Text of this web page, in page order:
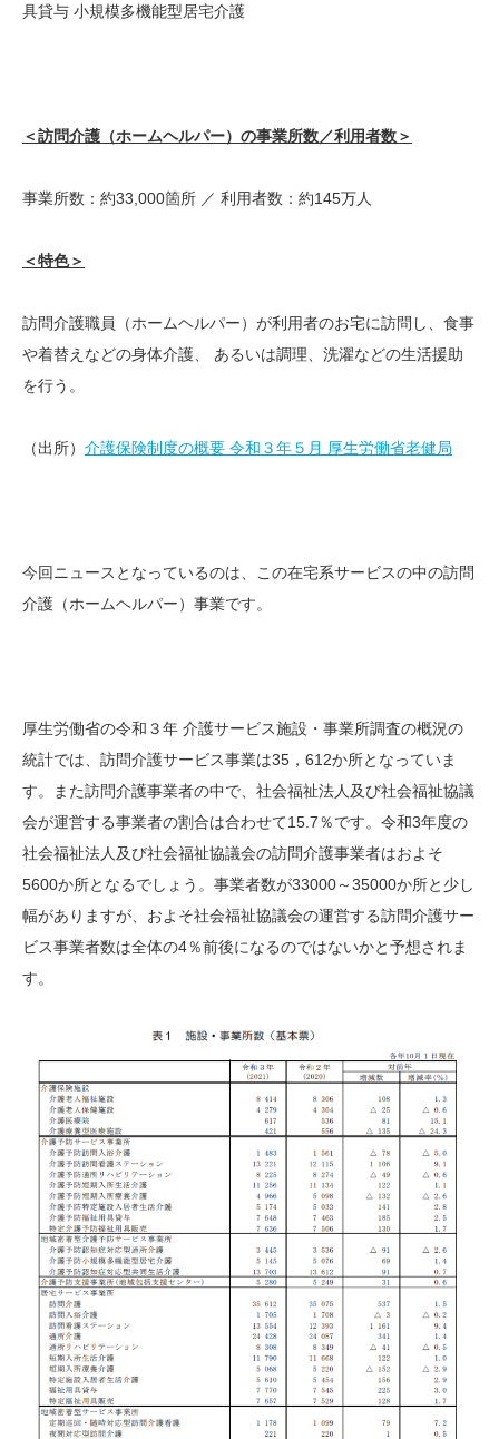
具貸与 小規模多機能型居宅介護
＜訪問介護（ホームヘルパー）の事業所数／利用者数＞
事業所数：約33,000箇所 ／ 利用者数：約145万人
＜特色＞
訪問介護職員（ホームヘルパー）が利用者のお宅に訪問し、食事
や着替えなどの身体介護、 あるいは調理、洗濯などの生活援助
を行う。
（出所） 介護保険制度の概要 令和３年５月 厚生労働省老健局
今回ニュースとなっているのは、この在宅系サービスの中の訪問
介護（ホームヘルパー）事業です。
厚生労働省の令和３年 介護サービス施設・事業所調査の概況の
統計では、訪問介護サービス事業は35，612か所となっていま
す。また訪問介護事業者の中で、社会福祉法人及び社会福祉協議
会が運営する事業者の割合は合わせて15.7％です。令和3年度の
社会福祉法人及び社会福祉協議会の訪問介護事業者はおよそ
5600か所となるでしょう。事業者数が33000～35000か所と少し
幅がありますが、およそ社会福祉協議会の運営する訪問介護サー
ビス事業者数は全体の4％前後になるのではないかと予想されま
す。